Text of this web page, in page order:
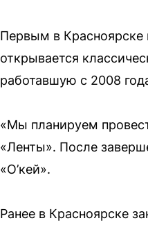
Первым в Красноярске
открывается
работавшую с 2008
«Мы планируем
«Ленты». После
«О’кей».
Ранее в Красноярске